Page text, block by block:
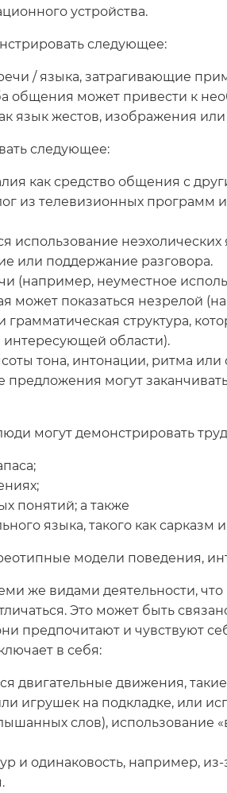
устройства.
следующее:
/ языка, затрагивающие
общения может привести к
язык жестов, изображения или
следующее:
как средство общения с
из телевизионных программ
использование
или поддержание разговора.
(например, неуместное
может показаться незрелой
структура,
области).
тона, интонации, ритма
предложения могут
могут демонстрировать
понятий; а также
языка, такого как сарказм
модели поведения,
же видами деятельности,
Это может быть
предпочитают и чувствуют
в себя:
движения,
игрушек на подкладке, или
слов), использование
и одинаковость, например,